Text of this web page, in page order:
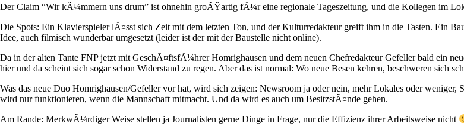
Der Claim “Wir kÃ¼mmern uns drum” ist ohnehin groÃŸartig fÃ¼r eine regionale Tageszeitung, und die Kollegen im
Die Spots: Ein Klavierspieler lÃ¤sst sich Zeit mit dem letzten Ton, und der Kulturredakteur greift ihm in die Tasten. Ein
Idee, auch filmisch wunderbar umgesetzt (leider ist der mit der Baustelle nicht online).
Da in der alten Tante FNP jetzt mit GeschÃ¤ftsfÃ¼hrer Homrighausen und dem neuen Chefredakteur Gefeller bald ein
hier und da scheint sich sogar schon Widerstand zu regen. Aber das ist normal: Wo neue Besen kehren, beschweren sich
Was das neue Duo Homrighausen/Gefeller vor hat, wird sich zeigen: Newsroom ja oder nein, mehr Lokales oder
wird nur funktionieren, wenn die Mannschaft mitmacht. Und da wird es auch um BesitzstÃ¤nde gehen.
Am Rande: MerkwÃ¼rdiger Weise stellen ja Journalisten gerne Dinge in Frage, nur die Effizienz ihrer Arbeitsweise nicht